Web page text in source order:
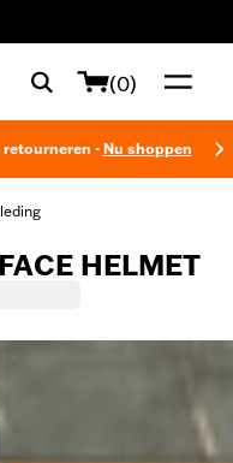
(0)
retourneren - Nu shoppen
HELMET